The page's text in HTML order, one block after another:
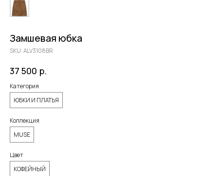
Замшевая юбка
SKU:ALV3108BR
37 500 р.
Категория
ЮБКИ И ПЛАТЬЯ
Коллекция
MUSE
Цвет
КОФЕЙНЫЙ